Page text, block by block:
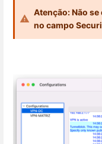
Atenção: Não
no campo